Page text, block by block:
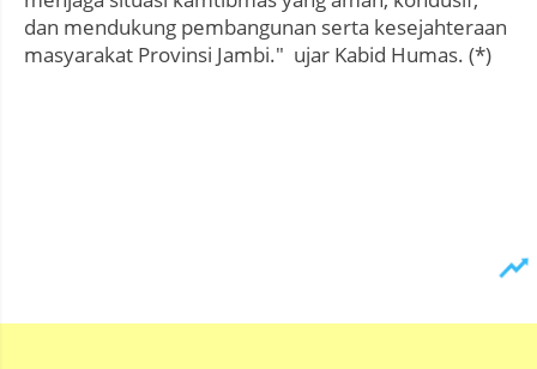
dan mendukung pembangunan serta kesejahteraan
masyarakat Provinsi Jambi." ujar Kabid Humas. (*)